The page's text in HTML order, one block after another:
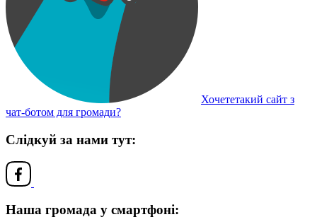
Хочететакий сайт з
чат-ботом для громади?
Слідкуй за нами тут:
Наша громада у смартфоні: